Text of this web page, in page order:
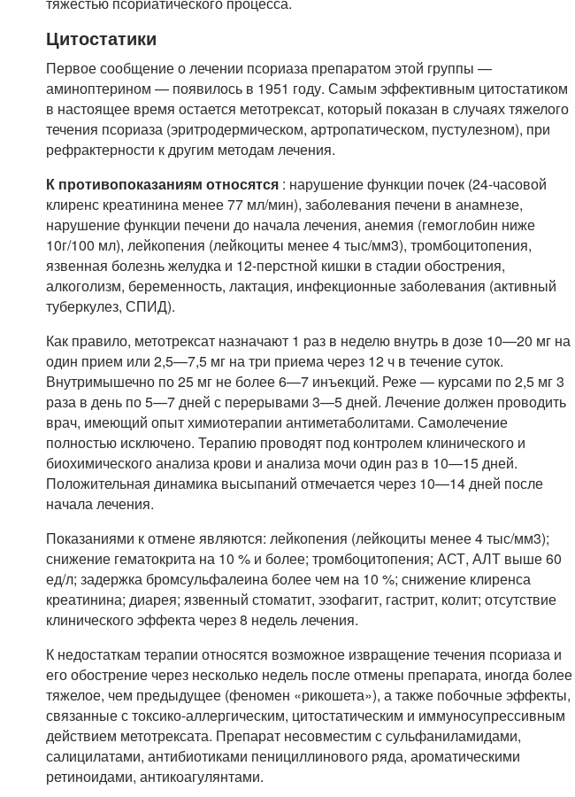
Цитостатики
Первое сообщение о лечении псориаза препаратом этой группы —
аминоптерином — появилось в 1951 году. Самым эффективным цитостатиком
в настоящее время остается метотрексат, который показан в случаях тяжелого
течения псориаза (эритродермическом, артропатическом, пустулезном), при
рефрактерности к другим методам лечения.
К противопоказаниям относятся : нарушение функции почек (24-часовой
клиренс креатинина менее 77 мл/мин), заболевания печени в анамнезе,
нарушение функции печени до начала лечения, анемия (гемоглобин ниже
10г/100 мл), лейкопения (лейкоциты менее 4 тыс/мм3), тромбоцитопения,
язвенная болезнь желудка и 12-перстной кишки в стадии обострения,
алкоголизм, беременность, лактация, инфекционные заболевания (активный
туберкулез, СПИД).
Как правило, метотрексат назначают 1 раз в неделю внутрь в дозе 10—20 мг на
один прием или 2,5—7,5 мг на три приема через 12 ч в течение суток.
Внутримышечно по 25 мг не более 6—7 инъекций. Реже — курсами по 2,5 мг 3
раза в день по 5—7 дней с перерывами 3—5 дней. Лечение должен проводить
врач, имеющий опыт химиотерапии антиметаболитами. Самолечение
полностью исключено. Терапию проводят под контролем клинического и
биохимического анализа крови и анализа мочи один раз в 10—15 дней.
Положительная динамика высыпаний отмечается через 10—14 дней после
начала лечения.
Показаниями к отмене являются: лейкопения (лейкоциты менее 4 тыс/мм3);
снижение гематокрита на 10 % и более; тромбоцитопения; АСТ, АЛТ выше 60
ед/л; задержка бромсульфалеина более чем на 10 %; снижение клиренса
креатинина; диарея; язвенный стоматит, эзофагит, гастрит, колит; отсутствие
клинического эффекта через 8 недель лечения.
К недостаткам терапии относятся возможное извращение течения псориаза и
его обострение через несколько недель после отмены препарата, иногда более
тяжелое, чем предыдущее (феномен «рикошета»), а также побочные эффекты,
связанные с токсико-аллергическим, цитостатическим и иммуносупрессивным
действием метотрексата. Препарат несовместим с сульфаниламидами,
салицилатами, антибиотиками пенициллинового ряда, ароматическими
ретиноидами, антикоагулянтами.